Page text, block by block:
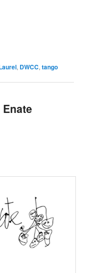
, DWCC,tango